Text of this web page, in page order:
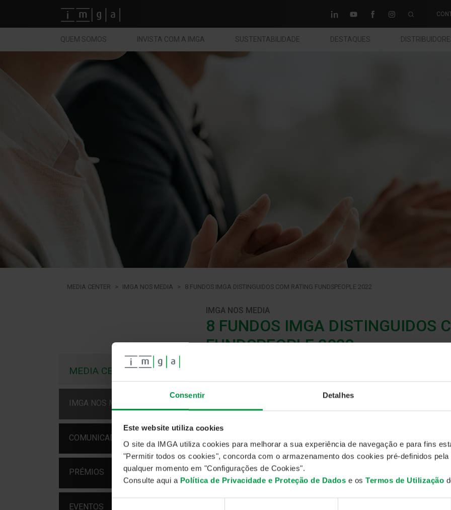
Consentir Detalhes
Este website utiliza cookies
O site da IMGA utiliza cookies para melhorar a sua experiência de navegação e para fins
"Permitir todos os cookies", concorda com o armazenamento dos cookies pré-definidos
qualquer momento em "Configurações de Cookies".
Consulte aqui a Política de Privacidade e Proteção de Dados e os Termos de Utilização
Fundos imga
QUEM SOMOS INVISTA COM A IMGA SUSTENTABILIDADE DESTAQUES
MEDIA CENTER IMGA NOS MEDIA 8 FUNDOS IMGA DISTINGUIDOS COM RATING FUNDSPEOPLE 2022
MEDIA CENTER
IMGA NOS MEDIA
COMUNICADOS
PRÉMIOS
EVENTOS
IMGA NOS MEDIA
8 FUNDOS IMGA DISTINGUIDOS
FUNDSPEOPLE 2022
Três fundos de Obrigações da IMGA foram galardoados com o
IMGA Euro Taxa Variável, o
pelo terceiro ano consecutivo, com a
Pela primeira vez, os Fundos
Moderada
IMGA Poupança PPR
(2 Fundos de Ações, 2 Fundos de
também, com a
classificação B de Blockbuster .
Ao todo foram 8 Fundos IMGA com este selo nesta seleção de
Na edição deste ano, entre 493 fundos de um total de mais de